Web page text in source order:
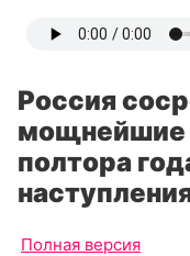
Россия
мощнейшие
полтора
Полная версия